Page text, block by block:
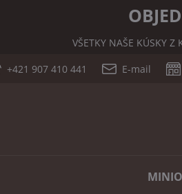
VŠETKY NAŠE KÚSKY
+421 907 410 441
E-mail